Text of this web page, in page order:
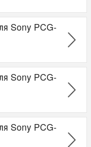
Sony PCG-
Sony PCG-
Sony PCG-